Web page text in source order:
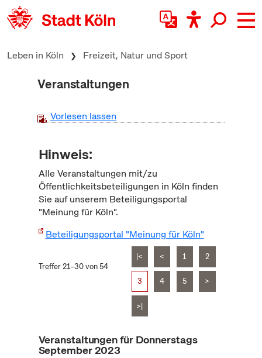
zum Inhalt springen
Leben in Köln Freizeit, Natur und Sport
Veranstaltungen
Vorlesen lassen
Hinweis:
Alle Veranstaltungen mit/zu
Öffentlichkeitsbeteiligungen in Köln finden
Sie auf unserem Beteiligungsportal
"Meinung für Köln".
Beteiligungsportal "Meinung für Köln"
Treffer 21–30 von 54
|< < 1 2
3 4 5 >
>|
Veranstaltungen für Donnerstags
September 2023